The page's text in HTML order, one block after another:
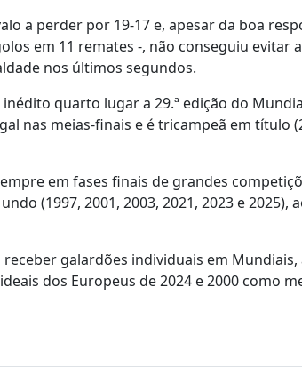
a perder por 19-17 e, apesar da boa
em 11 remates -, não conseguiu evitar
nos últimos segundos.
quarto lugar a 29.ª edição do
nas meias-finais e é tricampeã em título
em fases finais de grandes
(1997, 2001, 2003, 2021, 2023 e 2025),
galardões individuais em
dos Europeus de 2024 e 2000 como